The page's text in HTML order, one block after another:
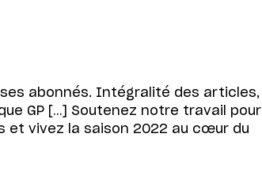
abonnés. Intégralité des articles,
GP […] Soutenez notre travail pour
et vivez la saison 2022 au cœur du